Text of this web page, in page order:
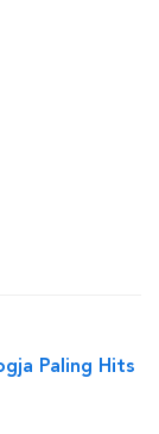
Paling Hits